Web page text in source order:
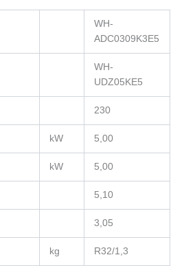
WH-
ADC0309K3E5
WH-
UDZ05KE5
230
kW 5,00
kW 5,00
5,10
3,05
kg R32/1,3